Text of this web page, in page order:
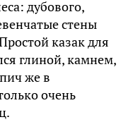
дубового,
стены
казак для
глиной, камнем,
же в
очень